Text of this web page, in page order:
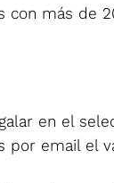
con más de
en el
por email el